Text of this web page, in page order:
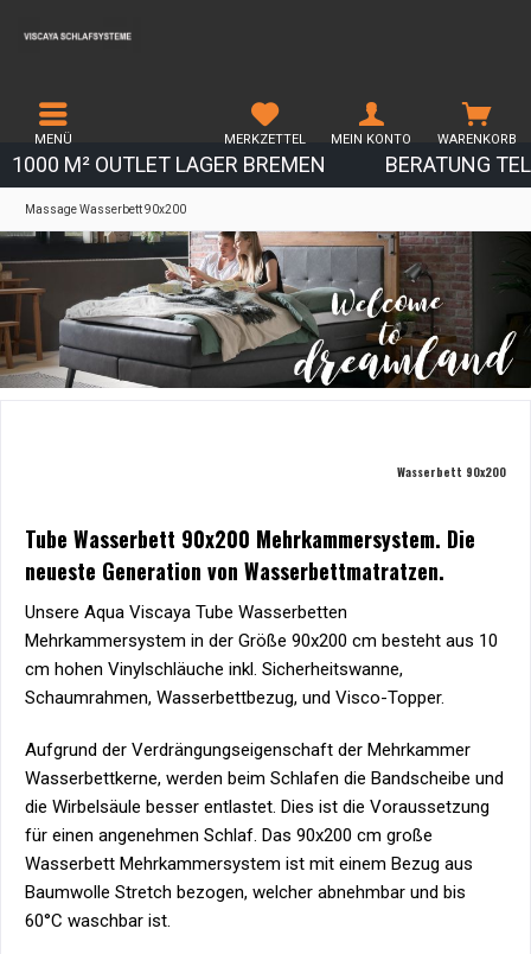
1000 M² OUTLET LAGER BREMEN BERATUNG
MENÜ WARENKORB
MERKZETTEL MEIN KONTO
Massage Wasserbett 90x200
Wasserbett 90x200
Tube Wasserbett 90x200 Mehrkammersystem. Die
neueste Generation von Wasserbettmatratzen.
Unsere Aqua Viscaya Tube Wasserbetten
Mehrkammersystem in der Größe 90x200 cm besteht aus 10
cm hohen Vinylschläuche inkl. Sicherheitswanne,
Schaumrahmen, Wasserbettbezug, und Visco-Topper.
Aufgrund der Verdrängungseigenschaft der Mehrkammer
Wasserbettkerne, werden beim Schlafen die Bandscheibe und
die Wirbelsäule besser entlastet. Dies ist die Voraussetzung
für einen angenehmen Schlaf. Das 90x200 cm große
Wasserbett Mehrkammersystem ist mit einem Bezug aus
Baumwolle Stretch bezogen, welcher abnehmbar und bis
60°C waschbar ist.